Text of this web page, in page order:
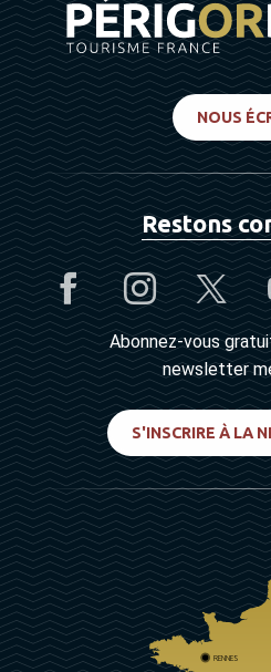
NOUS
Restons
Abonnez-vous
newsletter
S'INSCRIRE À LA
RENNES